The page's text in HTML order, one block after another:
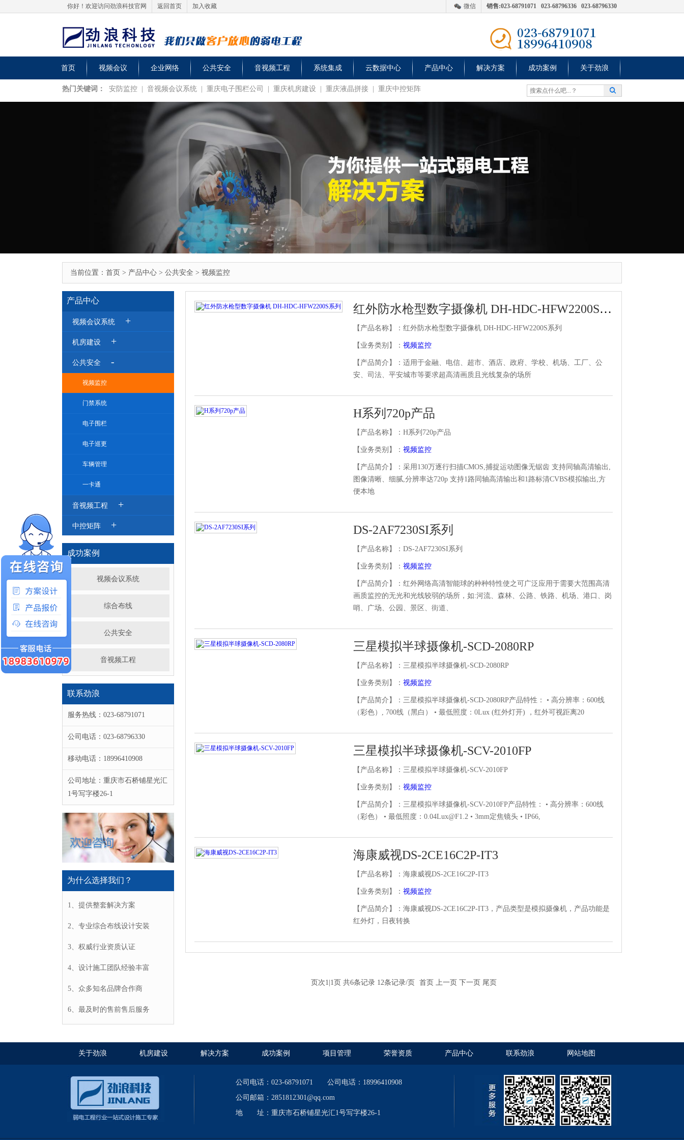
你好！欢迎访问劲浪科技官网 返回首页 加入收藏 微信 销售:023-68791071 023-68796336 023-68796330
首页 视频会议 企业网络 公共安全 音视频工程 系统集成 云数据中心 产品中心 解决方案 成功案例 关于劲浪
热门关键词： 安防监控 音视频会议系统 重庆电子围栏公司 重庆机房建设 重庆液晶拼接 重庆中控矩阵
当前位置： 首页 > 产品中心 > 公共安全 > 视频监控
红外防水枪型数字摄像机 DH-HDC-HFW2200S系列
【产品名称】：红外防水枪型数字摄像机 DH-HDC-HFW2200S系列
【业务类别】：视频监控
【产品简介】：适用于金融、电信、超市、酒店、政府、学校、机场、工厂、公
安、司法、平安城市等要求超高清画质且光线复杂的场所
H系列720p产品
【产品名称】：H系列720p产品
【业务类别】：视频监控
【产品简介】：采用130万逐行扫描CMOS,捕捉运动图像无锯齿 支持同轴高清输出,
图像清晰、细腻,分辨率达720p 支持1路同轴高清输出和1路标清CVBS模拟输出,方
便本地
DS-2AF7230SI系列
【产品名称】：DS-2AF7230SI系列
【业务类别】：视频监控
【产品简介】：红外网络高清智能球的种种特性使之可广泛应用于需要大范围高清
画质监控的无光和光线较弱的场所，如:河流、森林、公路、铁路、机场、港口、岗
哨、广场、公园、景区、街道、
三星模拟半球摄像机-SCD-2080RP
【产品名称】：三星模拟半球摄像机-SCD-2080RP
【业务类别】：视频监控
【产品简介】：三星模拟半球摄像机-SCD-2080RP产品特性： • 高分辨率：600线
（彩色）, 700线（黑白） • 最低照度：0Lux (红外灯开) ，红外可视距离20
三星模拟半球摄像机-SCV-2010FP
【产品名称】：三星模拟半球摄像机-SCV-2010FP
【业务类别】：视频监控
【产品简介】：​三星模拟半球摄像机-SCV-2010FP产品特性： • 高分辨率：600线
（彩色） • 最低照度：0.04Lux@F1.2 • 3mm定焦镜头 • IP66,
海康威视DS-2CE16C2P-IT3
【产品名称】：海康威视DS-2CE16C2P-IT3
【业务类别】：视频监控
【产品简介】：海康威视DS-2CE16C2P-IT3，产品类型是模拟摄像机，产品功能是
红外灯，日夜转换
页次1|1页 共6条记录 12条记录/页 首页 上一页 下一页 尾页
产品中心
视频会议系统 +
机房建设 +
公共安全 -
视频监控
门禁系统
电子围栏
电子巡更
车辆管理
一卡通
音视频工程 +
中控矩阵 +
成功案例
视频会议系统
综合布线
公共安全
音视频工程
联系劲浪
服务热线：023-68791071
公司电话：023-68796330
移动电话：18996410908
公司地址：重庆市石桥铺星光汇
1号写字楼26-1
为什么选择我们？
1、提供整套解决方案
2、专业综合布线设计安装
3、权威行业资质认证
4、设计施工团队经验丰富
5、众多知名品牌合作商
6、最及时的售前售后服务
关于劲浪 机房建设 解决方案 成功案例 项目管理 荣誉资质 产品中心 联系劲浪 网站地图
公司电话：023-68791071 公司电话：18996410908
公司邮箱：2851812301@qq.com
地 址：重庆市石桥铺星光汇1号写字楼26-1